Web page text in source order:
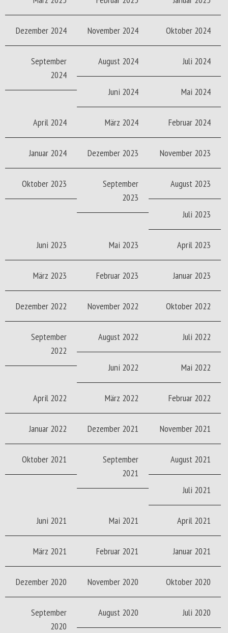
Dezember 2024 November 2024 Oktober 2024
September
2024
August 2024 Juli 2024
Juni 2024 Mai 2024
April 2024 März 2024 Februar 2024
Januar 2024 Dezember 2023 November 2023
Oktober 2023
September
2023
August 2023
Juli 2023
Juni 2023 Mai 2023 April 2023
März 2023 Februar 2023 Januar 2023
Dezember 2022 November 2022 Oktober 2022
September
2022
August 2022 Juli 2022
Juni 2022 Mai 2022
April 2022 März 2022 Februar 2022
Januar 2022 Dezember 2021 November 2021
Oktober 2021
September
2021
August 2021
Juli 2021
Juni 2021 Mai 2021 April 2021
März 2021 Februar 2021 Januar 2021
Dezember 2020 November 2020 Oktober 2020
September
2020
August 2020 Juli 2020